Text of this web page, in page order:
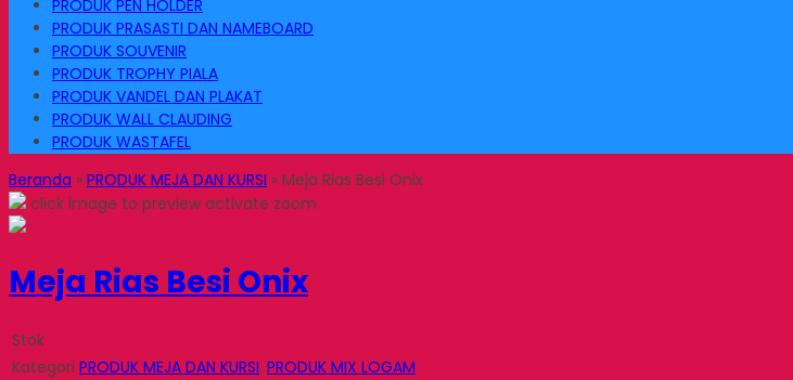
PRODUK PEN HOLDER
PRODUK PRASASTI DAN NAMEBOARD
PRODUK SOUVENIR
PRODUK TROPHY PIALA
PRODUK VANDEL DAN PLAKAT
PRODUK WALL CLAUDING
PRODUK WASTAFEL
Beranda » PRODUK MEJA DAN KURSI » Meja Rias Besi Onix
click image to preview activate zoom
Meja Rias Besi Onix
Stok
Kategori PRODUK MEJA DAN KURSI, PRODUK MIX LOGAM